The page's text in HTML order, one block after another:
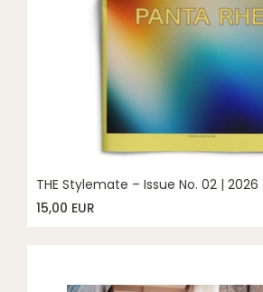
THE Stylemate – Issue No. 02 | 2026
15,00 EUR